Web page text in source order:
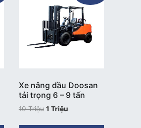
Xe nâng dầu Doosan
tải trọng 6 – 9 tấn
10Triệu 1 Triệu